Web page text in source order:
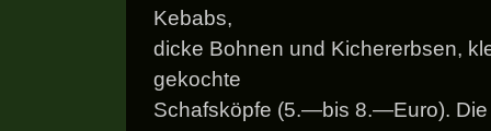
Kebabs,
dicke Bohnen und Kichererbsen,
gekochte
Schafsköpfe (5.—bis 8.—Euro). Die